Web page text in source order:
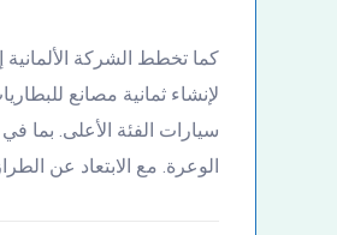
كما تخطط الشركة الألمانية
لإنشاء ثمانية مصانع
سيارات الفئة الأعلى. بما
الوعرة. مع الابتعاد عن